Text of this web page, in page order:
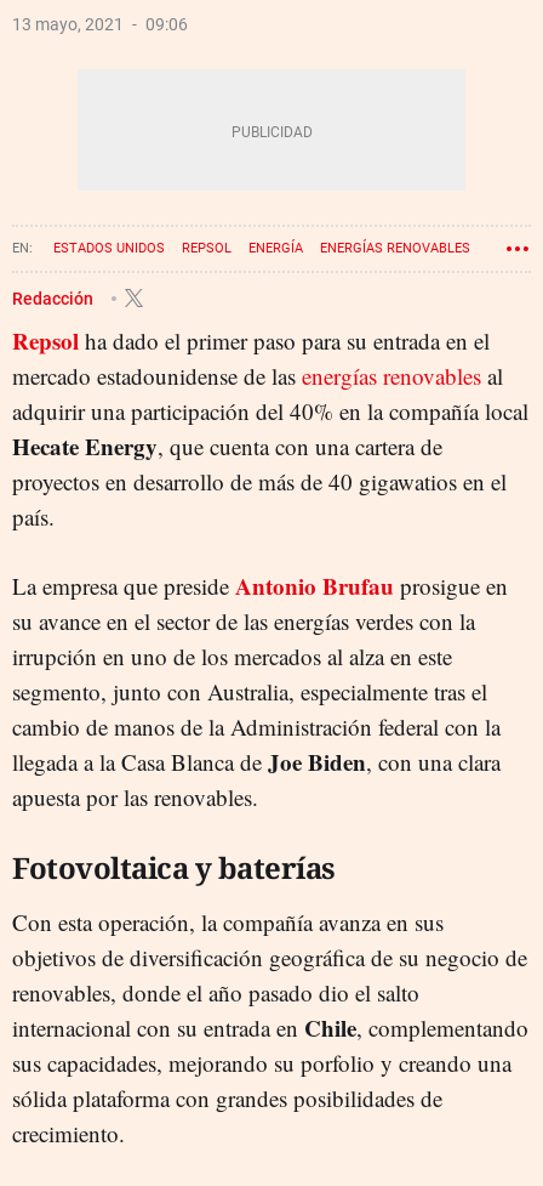
13 mayo, 2021 09:06
ESTADOS UNIDOS REPSOL ENERGÍA ENERGÍAS RENOVABLES
Redacción
Repsol ha dado el primer paso para su entrada en el
mercado estadounidense de las energías renovables al
adquirir una participación del 40% en la compañía local
Hecate Energy, que cuenta con una cartera de
proyectos en desarrollo de más de 40 gigawatios en el
país.
La empresa que preside Antonio Brufau prosigue en
su avance en el sector de las energías verdes con la
irrupción en uno de los mercados al alza en este
segmento, junto con Australia, especialmente tras el
cambio de manos de la Administración federal con la
llegada a la Casa Blanca de Joe Biden, con una clara
apuesta por las renovables.
Fotovoltaica y baterías
Con esta operación, la compañía avanza en sus
objetivos de diversificación geográfica de su negocio de
renovables, donde el año pasado dio el salto
internacional con su entrada en Chile, complementando
sus capacidades, mejorando su porfolio y creando una
sólida plataforma con grandes posibilidades de
crecimiento.